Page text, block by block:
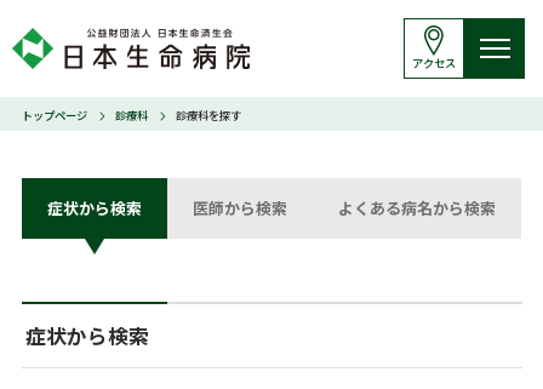
アクセス
トップページ 診療科 診療科を探す
症状から検索 医師から検索 よくある病名から検索
症状から検索